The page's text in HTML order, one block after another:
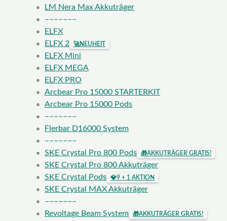
LM Nera Max Akkuträger
–––––––
ELFX
ELFX 2
🚀NEUHEIT
ELFX Mini
ELFX MEGA
ELFX PRO
Arcbear Pro 15000 STARTERKIT
Arcbear Pro 15000 Pods
–––––––
Flerbar D16000 System
–––––––
SKE Crystal Pro 800 Pods
🎁AKKUTRÄGER GRATIS!
SKE Crystal Pro 800 Akkuträger
SKE Crystal Pods
💎9 + 1 AKTION
SKE Crystal MAX Akkuträger
–––––––
Revoltage Beam System
🎁AKKUTRÄGER GRATIS!